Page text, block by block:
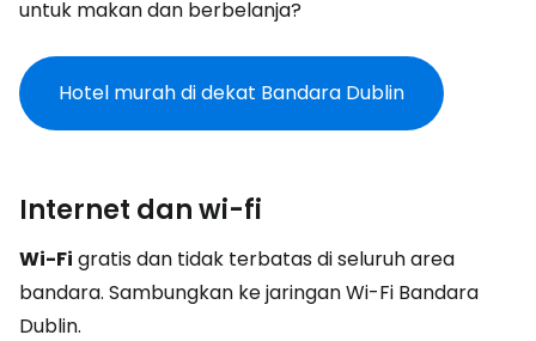
untuk makan dan berbelanja?
Hotel murah di dekat Bandara Dublin
Internet dan wi-fi
Wi-Fi gratis dan tidak terbatas di seluruh area
bandara. Sambungkan ke jaringan Wi-Fi Bandara
Dublin.